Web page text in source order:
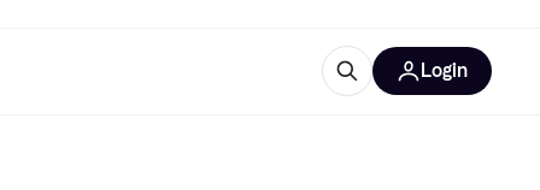
Login